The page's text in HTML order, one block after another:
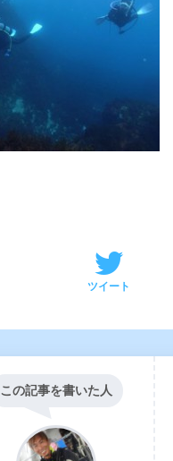
ツイート
この記事を書いた人